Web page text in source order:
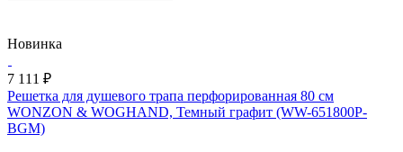
Новинка
7 111 ₽
Решетка для душевого трапа перфорированная 80 см
WONZON & WOGHAND, Темный графит (WW-651800P-
BGM)